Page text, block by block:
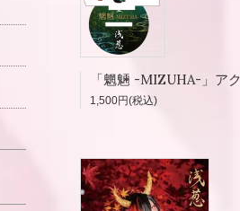
1,500円(税込)